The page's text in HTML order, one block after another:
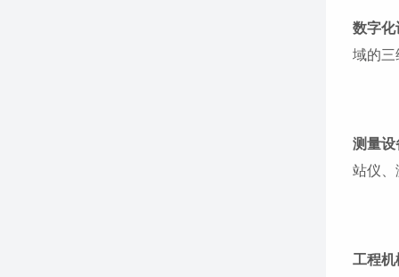
数字化
域的三
测量设
站仪、
工程机